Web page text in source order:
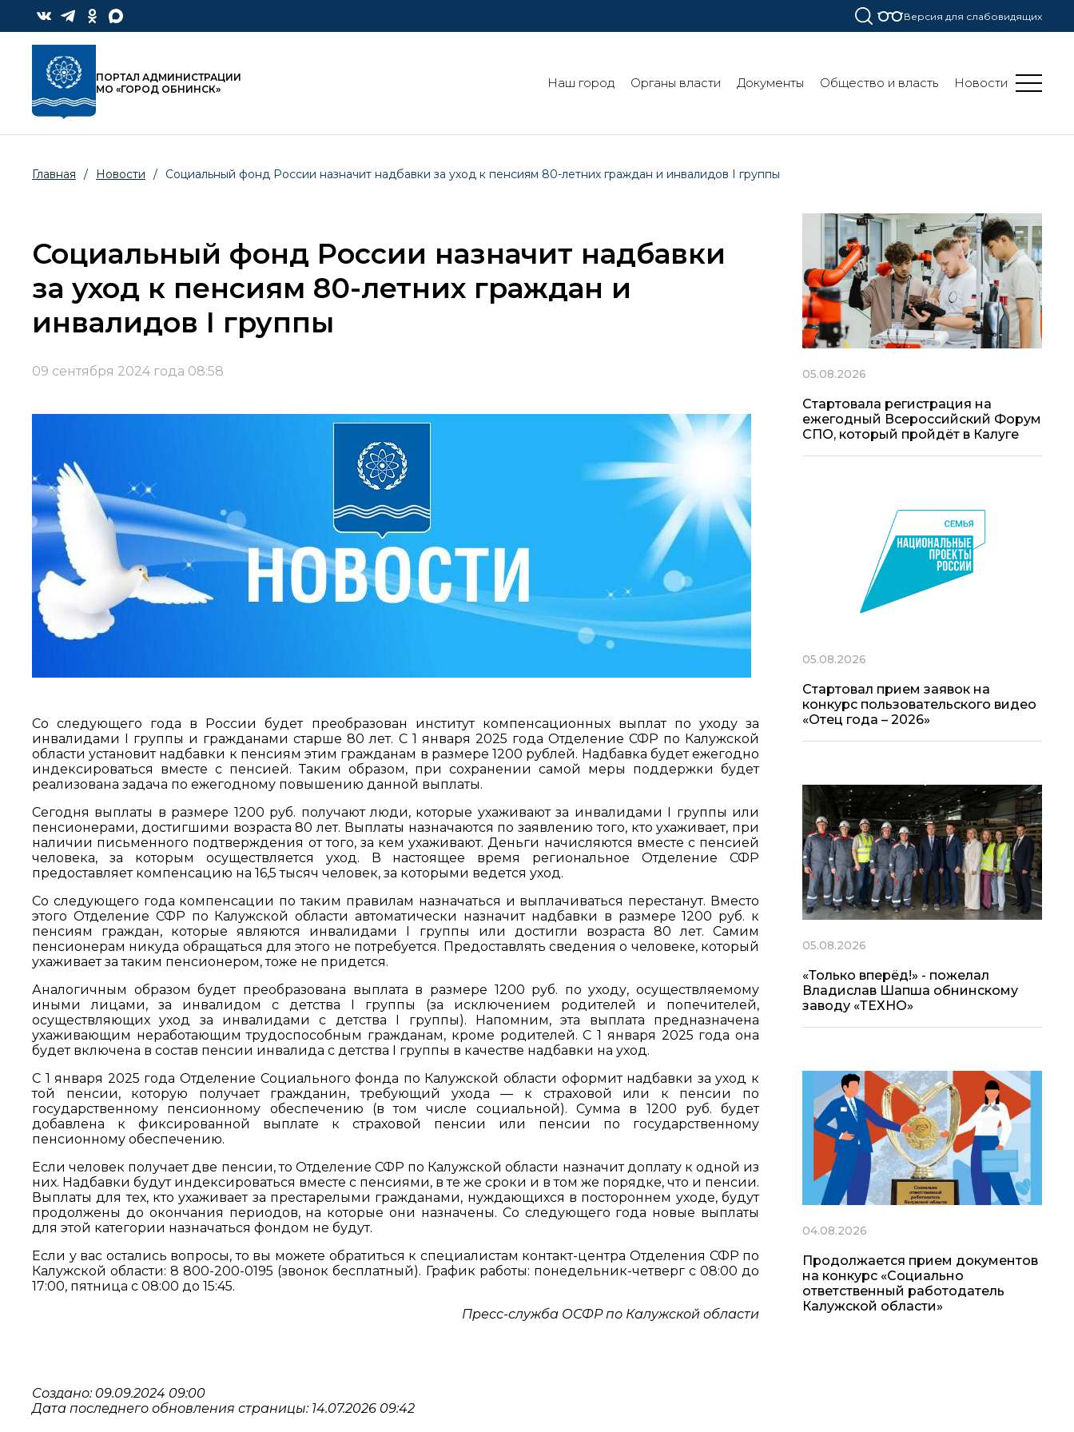
Версия для слабовидящих
ПОРТАЛ АДМИНИСТРАЦИИ
МО «ГОРОД ОБНИНСК»
Наш город Органы власти Документы Общество и власть Новости
Главная / Новости / Социальный фонд России назначит надбавки за уход к пенсиям 80-летних граждан и инвалидов I группы
Социальный фонд России назначит надбавки
за уход к пенсиям 80-летних граждан и
инвалидов I группы
09 сентября 2024 года 08:58
Со следующего года в России будет преобразован институт компенсационных выплат по уходу за
инвалидами I группы и гражданами старше 80 лет. С 1 января 2025 года Отделение СФР по Калужской
области установит надбавки к пенсиям этим гражданам в размере 1200 рублей. Надбавка будет ежегодно
индексироваться вместе с пенсией. Таким образом, при сохранении самой меры поддержки будет
реализована задача по ежегодному повышению данной выплаты.
Сегодня выплаты в размере 1200 руб. получают люди, которые ухаживают за инвалидами I группы или
пенсионерами, достигшими возраста 80 лет. Выплаты назначаются по заявлению того, кто ухаживает, при
наличии письменного подтверждения от того, за кем ухаживают. Деньги начисляются вместе с пенсией
человека, за которым осуществляется уход. В настоящее время региональное Отделение СФР
предоставляет компенсацию на 16,5 тысяч человек, за которыми ведется уход.
Со следующего года компенсации по таким правилам назначаться и выплачиваться перестанут. Вместо
этого Отделение СФР по Калужской области автоматически назначит надбавки в размере 1200 руб. к
пенсиям граждан, которые являются инвалидами I группы или достигли возраста 80 лет. Самим
пенсионерам никуда обращаться для этого не потребуется. Предоставлять сведения о человеке, который
ухаживает за таким пенсионером, тоже не придется.
Аналогичным образом будет преобразована выплата в размере 1200 руб. по уходу, осуществляемому
иными лицами, за инвалидом с детства I группы (за исключением родителей и попечителей,
осуществляющих уход за инвалидами с детства I группы). Напомним, эта выплата предназначена
ухаживающим неработающим трудоспособным гражданам, кроме родителей. С 1 января 2025 года она
будет включена в состав пенсии инвалида с детства I группы в качестве надбавки на уход.
С 1 января 2025 года Отделение Социального фонда по Калужской области оформит надбавки за уход к
той пенсии, которую получает гражданин, требующий ухода — к страховой или к пенсии по
государственному пенсионному обеспечению (в том числе социальной). Сумма в 1200 руб. будет
добавлена к фиксированной выплате к страховой пенсии или пенсии по государственному
пенсионному обеспечению.
Если человек получает две пенсии, то Отделение СФР по Калужской области назначит доплату к одной из
них. Надбавки будут индексироваться вместе с пенсиями, в те же сроки и в том же порядке, что и пенсии.
Выплаты для тех, кто ухаживает за престарелыми гражданами, нуждающихся в постороннем уходе, будут
продолжены до окончания периодов, на которые они назначены. Со следующего года новые выплаты
для этой категории назначаться фондом не будут.
Если у вас остались вопросы, то вы можете обратиться к специалистам контакт-центра Отделения СФР по
Калужской области: 8 800-200-0195 (звонок бесплатный). График работы: понедельник-четверг с 08:00 до
17:00, пятница с 08:00 до 15:45.
Пресс-служба ОСФР по Калужской области
Создано: 09.09.2024 09:00
Дата последнего обновления страницы: 14.07.2026 09:42
05.08.2026
Стартовала регистрация на
ежегодный Всероссийский Форум
СПО, который пройдёт в Калуге
05.08.2026
Стартовал прием заявок на
конкурс пользовательского видео
«Отец года – 2026»
05.08.2026
«Только вперёд!» - пожелал
Владислав Шапша обнинскому
заводу «ТЕХНО»
04.08.2026
Продолжается прием документов
на конкурс «Социально
ответственный работодатель
Калужской области»